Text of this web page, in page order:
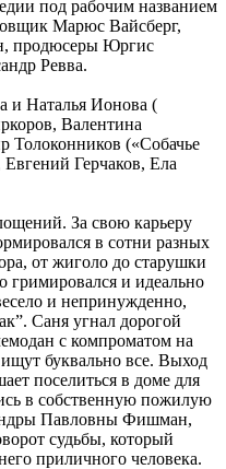
под рабочим названием
Марюс Вайсберг,
продюсеры Юргис
Ревва.
и Наталья Ионова (
Валентина
Толоконников («Собачье
Евгений Герчаков, Ела
За свою карьеру
в сотни разных
от жиголо до старушки
гримировался и идеально
и непринужденно,
Саня угнал дорогой
с компроматом на
буквально все. Выход
поселиться в доме для
в собственную пожилую
Павловны Фишман,
судьбы, который
приличного человека.